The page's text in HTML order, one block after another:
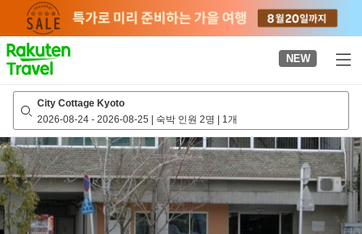
page
NEW
City Cottage Kyoto
2026-08-24 - 2026-08-25 | 숙박 인원 2명 | 1개